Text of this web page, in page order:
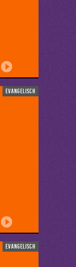
evangelisch
evangelisch